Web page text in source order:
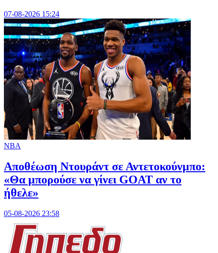
07-08-2026 15:24
NBA
Αποθέωση Ντουράντ σε Αντετοκούνμπο:
«Θα μπορούσε να γίνει GOAT αν το
ήθελε»
05-08-2026 23:58